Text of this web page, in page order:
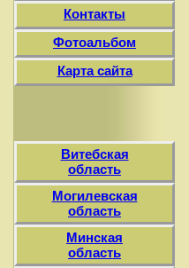
Контакты
Фотоальбом
Карта сайта
Витебская
область
Могилевская
область
Минская
область